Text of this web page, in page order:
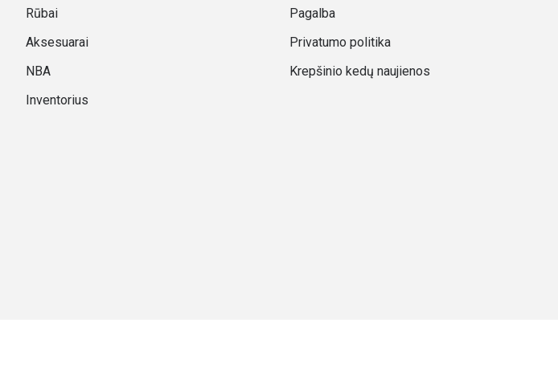
Rūbai
Aksesuarai
NBA
Inventorius
Pagalba
Privatumo politika
Krepšinio kedų naujienos